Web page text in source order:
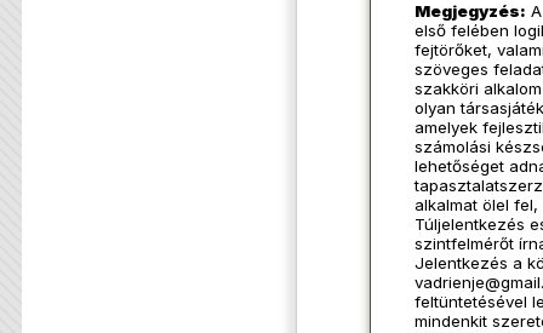
Megjegyzés:
első felében
fejtörőket,
szöveges
szakköri
olyan
amelyek
számolási
lehetőséget
alkalmat ölel
Túljelentkezés
szintfelmérőt
Jelentkezés a
feltüntetésével
mindenkit